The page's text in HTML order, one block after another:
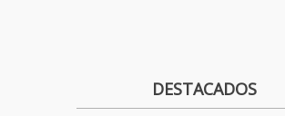
DESTACADOS